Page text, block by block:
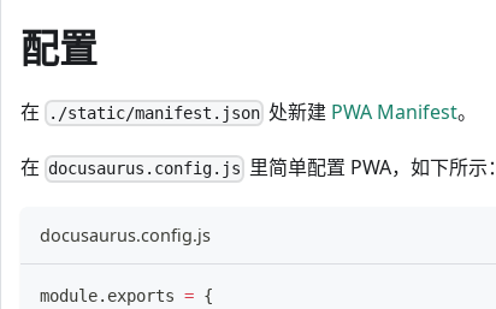
配置
在 ./static/manifest.json 处新建 PWA Manifest。
在 docusaurus.config.js 里简单配置 PWA，如下所示：
docusaurus.config.js
module. exports = {